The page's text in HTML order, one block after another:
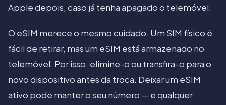
Apple depois, caso já tenha apagado o telemóvel.
O eSIM merece o mesmo cuidado. Um SIM físico é
fácil de retirar, mas um eSIM está armazenado no
telemóvel. Por isso, elimine-o ou transfira-o para o
novo dispositivo antes da troca. Deixar um eSIM
ativo pode manter o seu número — e qualquer